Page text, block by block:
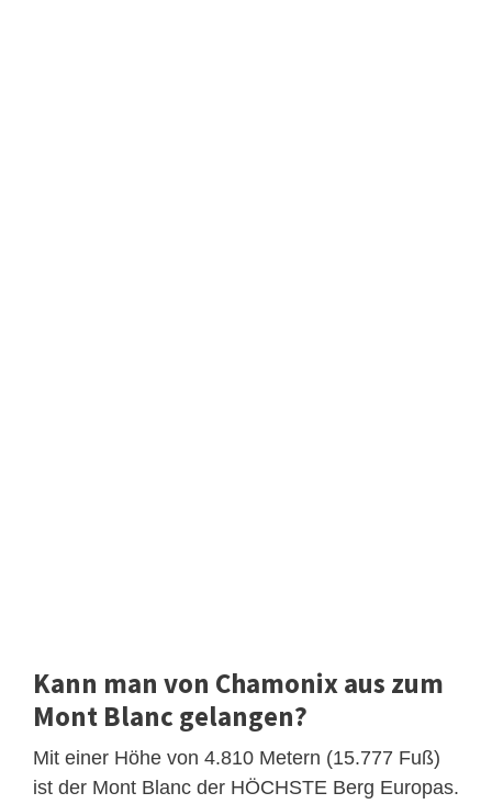
Kann man von Chamonix aus zum
Mont Blanc gelangen?
Mit einer Höhe von 4.810 Metern (15.777 Fuß)
ist der Mont Blanc der HÖCHSTE Berg Europas.